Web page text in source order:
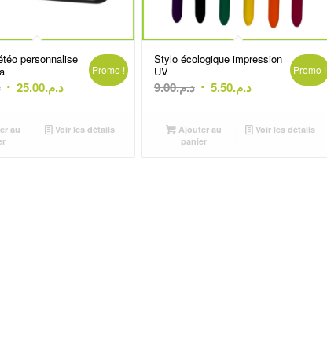
personnalise
Le
initial
était :
د.م.25.00
Le
actuel
Promo !
au
Voir les détails
Stylo écologique impression
UV
د.م.9.00
Le
initial
était :
د.م.5.50
Le
actuel
Promo !
Ajouter au
panier
Voir les détails